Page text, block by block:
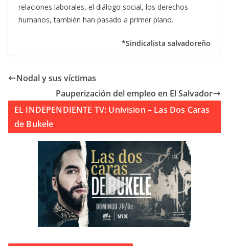
relaciones laborales, el diálogo social, los derechos
humanos, también han pasado a primer plano.
*Sindicalista salvadoreño
Nodal y sus víctimas
Pauperización del empleo en El Salvador
EL INDEPENDIENTE TV: Univision – Las Dos Caras
de Bukele